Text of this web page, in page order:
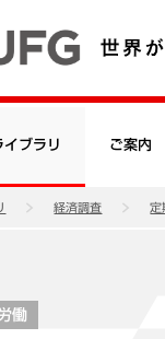
イブラリ ご案内
経済調査 定
働